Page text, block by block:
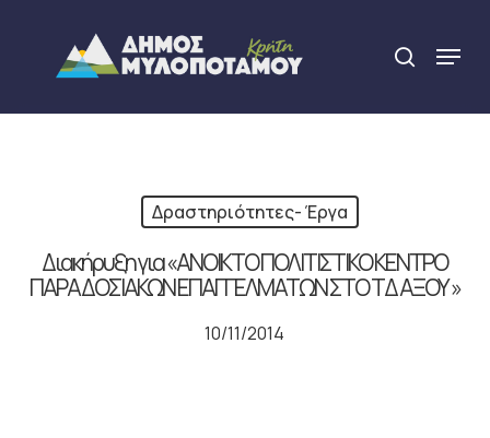
content
search
Menu
Δραστηριότητες- Έργα
Διακήρυξη για «ΑΝΟΙΚΤΟ ΠΟΛΙΤΙΣΤΙΚΟ ΚΕΝΤΡΟ
ΠΑΡΑΔΟΣΙΑΚΩΝ ΕΠΑΓΓΕΛΜΑΤΩΝ ΣΤΟ ΤΔ ΑΞΟΥ »
10/11/2014
Close